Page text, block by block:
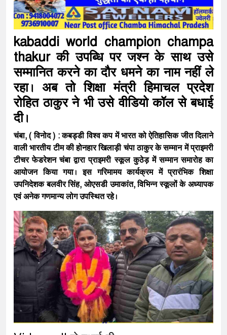
kabaddi world champion champa
thakur की उपब्धि पर जश्न के साथ उसे
सम्मानित करने का दौर धमने का नाम नहीं ले
रहा। अब तो शिक्षा मंत्री हिमाचल प्रदेश
रोहित ठाकुर ने भी उसे वीडियो कॉल से बधाई
दी।
चंबा, ( विनोद ) : कबड्डी विश्व कप में भारत को ऐतिहासिक जीत दिलाने
वाली भारतीय टीम की होनहार खिलाड़ी चंपा ठाकुर के सम्मान में प्राइमरी
टीचर फेडरेशन चंबा द्वारा प्राइमरी स्कूल कुठेड़ में सम्मान समारोह का
आयोजन किया गया। इस गरिमामय कार्यक्रम में प्रारंभिक शिक्षा
उपनिदेशक बलवीर सिंह, ओएसडी उमाकांत, विभिन्न स्कूलों के अध्यापक
एवं अनेक गणमान्य लोग उपस्थित रहे।